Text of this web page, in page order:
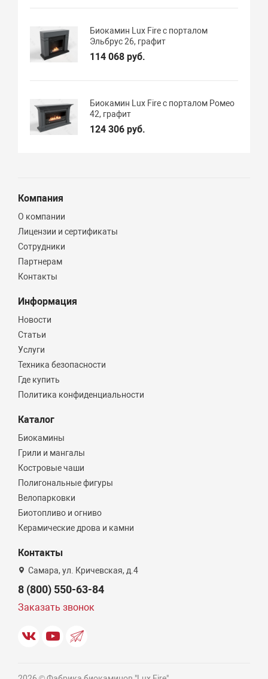
Биокамин Lux Fire с порталом
Эльбрус 26, графит
114 068 руб.
Биокамин Lux Fire с порталом Ромео
42, графит
124 306 руб.
Компания
О компании
Лицензии и сертификаты
Сотрудники
Партнерам
Контакты
Информация
Новости
Статьи
Услуги
Техника безопасности
Где купить
Политика конфиденциальности
Каталог
Биокамины
Грили и мангалы
Костровые чаши
Полигональные фигуры
Велопарковки
Биотопливо и огниво
Керамические дрова и камни
Контакты
Самара, ул. Кричевская, д.4
8 (800) 550-63-84
Заказать звонок